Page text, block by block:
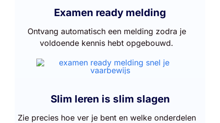
Examen ready melding
Ontvang automatisch een melding zodra je
voldoende kennis hebt opgebouwd.
Slim leren is slim slagen
Zie precies hoe ver je bent en welke onderdelen